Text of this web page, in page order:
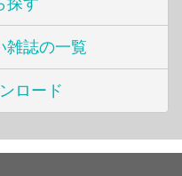
探す
雑誌の一覧
ロード